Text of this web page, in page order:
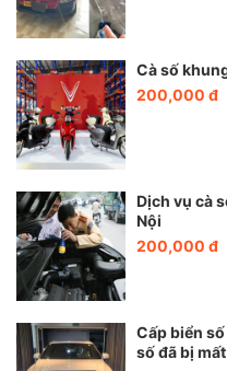
Cấp lại biển số ô tô
Cà số
200,000 đ
Dịch vụ cà
Nội
200,000 đ
Cấp biển
số đã bị mất